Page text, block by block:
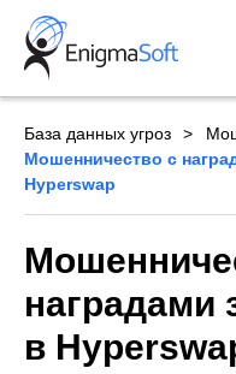
Skip
content
База данных угроз
Мошенничество с
Hyperswap
наградами
в